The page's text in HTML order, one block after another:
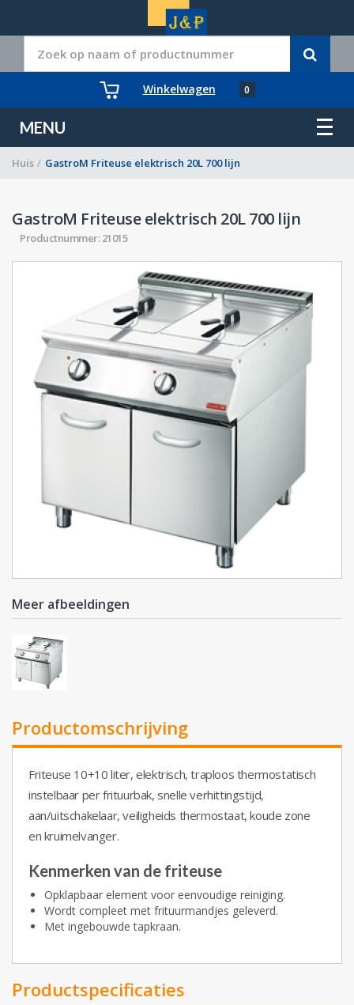
Winkelwagen 0
MENU
Huis / GastroM Friteuse elektrisch 20L 700 lijn
GastroM Friteuse elektrisch 20L 700 lijn
Productnummer: 21015
Meer afbeeldingen
Productomschrijving
Friteuse 10+10 liter, elektrisch, traploos thermostatisch
instelbaar per frituurbak, snelle verhittingstijd,
aan/uitschakelaar, veiligheids thermostaat, koude zone
en kruimelvanger.
Kenmerken van de friteuse
Opklapbaar element voor eenvoudige reiniging.
Wordt compleet met frituurmandjes geleverd.
Met ingebouwde tapkraan.
Productspecificaties